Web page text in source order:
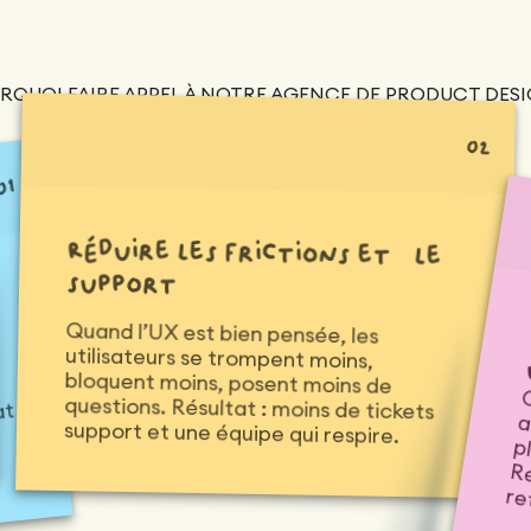
FAIRE APPEL À NOTRE AGENCE DE PRODUCT
02
Réduire les frictions et le
support
Quand l’UX est bien pensée, les
utilisateurs se trompent moins,
bloquent moins, posent moins de
questions. Résultat : moins de tickets
support et une équipe qui respire.